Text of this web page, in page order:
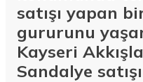
satışı yapan
gururunu
Kayseri
Sandalye